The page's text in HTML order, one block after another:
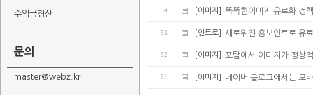
수익금정산
문의
master@webz.kr
54 [이미지] 똑똑한이미지 유료화 정
53 [인트로] 새로워진 홍보인트로 유
52 [이미지] 포탈에서 이미지가 정상
51 [이미지] 네이버 블로그에서는 모